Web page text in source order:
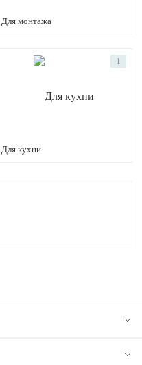
Для монтажа
Для кухни
1